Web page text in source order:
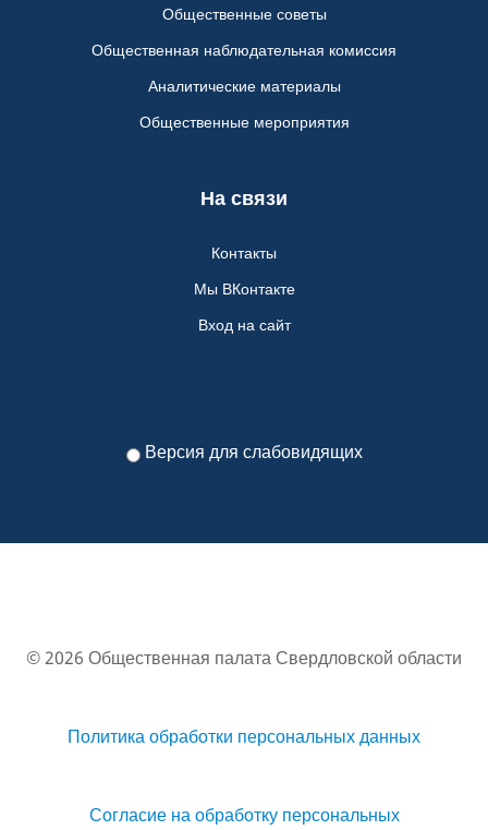
Общественные советы
Общественная наблюдательная комиссия
Аналитические материалы
Общественные мероприятия
На связи
Контакты
Мы ВКонтакте
Вход на сайт
Версия для слабовидящих
© 2026 Общественная палата Свердловской области
Политика обработки персональных данных
Согласие на обработку персональных